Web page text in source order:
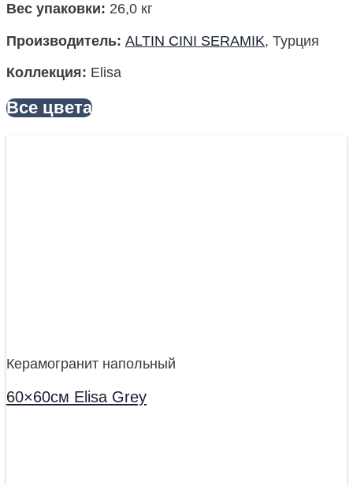
Вес упаковки: 26,0 кг
Производитель: ALTIN CINI SERAMIK, Турция
Коллекция: Elisa
Все цвета
Керамогранит напольный
60×60см Elisa Grey